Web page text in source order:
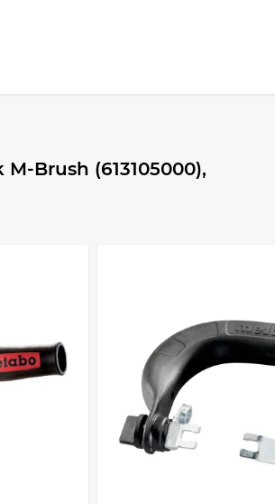
M-Brush (613105000),